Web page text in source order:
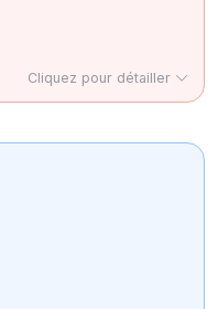
Cliquez pour détailler